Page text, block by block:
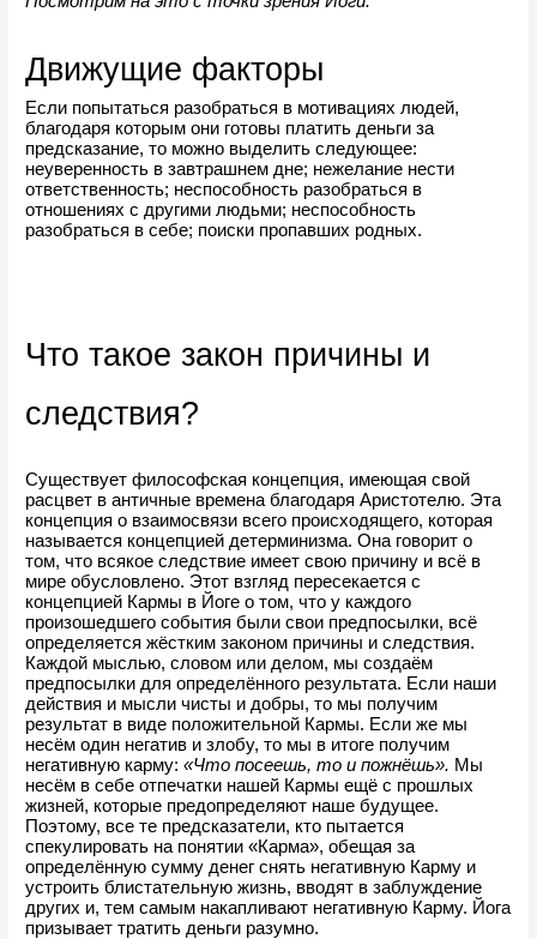
Движущие факторы
Если попытаться разобраться в мотивациях людей,
благодаря которым они готовы платить деньги за
предсказание, то можно выделить следующее:
неуверенность в завтрашнем дне; нежелание нести
ответственность; неспособность разобраться в
отношениях с другими людьми; неспособность
разобраться в себе; поиски пропавших родных.
Что такое закон причины и
следствия?
Существует философская концепция, имеющая свой
расцвет в античные времена благодаря Аристотелю. Эта
концепция о взаимосвязи всего происходящего, которая
называется концепцией детерминизма. Она говорит о
том, что всякое следствие имеет свою причину и всё в
мире обусловлено. Этот взгляд пересекается с
концепцией Кармы в Йоге о том, что у каждого
произошедшего события были свои предпосылки, всё
определяется жёстким законом причины и следствия.
Каждой мыслью, словом или делом, мы создаём
предпосылки для определённого результата. Если наши
действия и мысли чисты и добры, то мы получим
результат в виде положительной Кармы. Если же мы
несём один негатив и злобу, то мы в итоге получим
негативную карму: «Что посеешь, то и пожнёшь». Мы
несём в себе отпечатки нашей Кармы ещё с прошлых
жизней, которые предопределяют наше будущее.
Поэтому, все те предсказатели, кто пытается
спекулировать на понятии «Карма», обещая за
определённую сумму денег снять негативную Карму и
устроить блистательную жизнь, вводят в заблуждение
других и, тем самым накапливают негативную Карму. Йога
призывает тратить деньги разумно.